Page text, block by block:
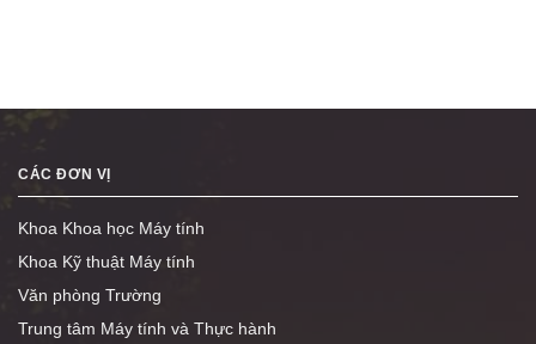
CÁC ĐƠN VỊ
Khoa Khoa học Máy tính
Khoa Kỹ thuật Máy tính
Văn phòng Trường
Trung tâm Máy tính và Thực hành